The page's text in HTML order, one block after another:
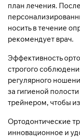
план лечения.
носить в течение
рекомендует врач.
Эффективность
строгого
регулярного
за гигиеной
трейнером, чтобы
Ортодонтические
инновационное и